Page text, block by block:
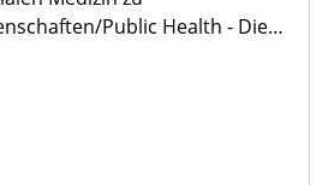
Public Health - Die